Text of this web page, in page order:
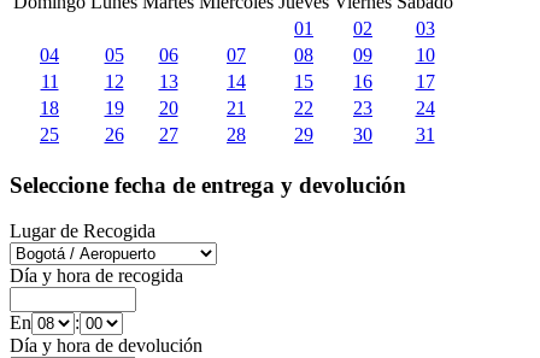
01
02
03
04
05 06 07 08 09
10
11
12 13 14 15 16
17
18
19 20 21 22 23
24
25
26 27 28 29 30 31
Seleccione fecha de entrega y devolución
Lugar de Recogida
Día y hora de recogida
En
:
Día y hora de devolución